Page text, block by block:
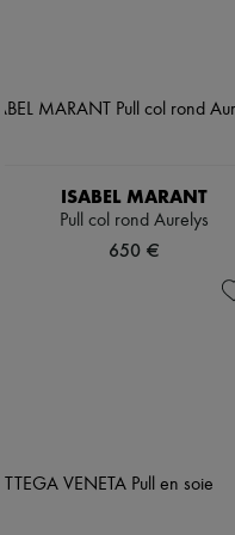
ISABEL MARANT
Pull col rond Aurelys
650 €